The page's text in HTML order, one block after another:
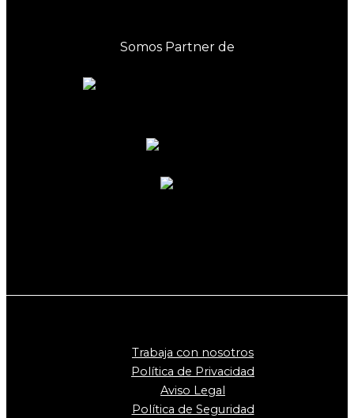
Somos Partner de
Trabaja con nosotros
Política de Privacidad
Aviso Legal
Política de Seguridad